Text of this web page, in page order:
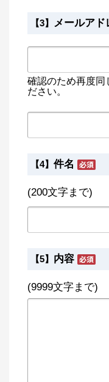
【3】 メールアド
確認のため再度同
ださい。
【4】 件名
(200文字まで)
【5】 内容
(9999文字まで)